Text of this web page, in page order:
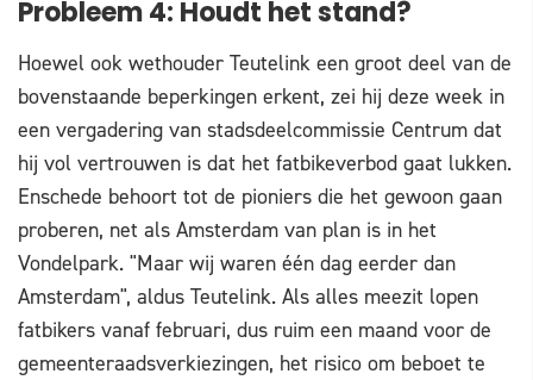
Probleem 4: Houdt het stand?
Hoewel ook wethouder Teutelink een groot deel van de
bovenstaande beperkingen erkent, zei hij deze week in
een vergadering van stadsdeelcommissie Centrum dat
hij vol vertrouwen is dat het fatbikeverbod gaat lukken.
Enschede behoort tot de pioniers die het gewoon gaan
proberen, net als Amsterdam van plan is in het
Vondelpark. "Maar wij waren één dag eerder dan
Amsterdam", aldus Teutelink. Als alles meezit lopen
fatbikers vanaf februari, dus ruim een maand voor de
gemeenteraadsverkiezingen, het risico om beboet te